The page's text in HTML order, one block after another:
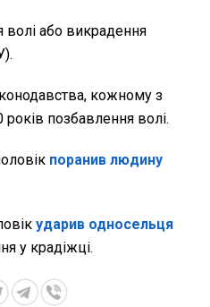
волі або викрадення
кожному з
років позбавлення волі.
поранив людину
ударив односельця
у крадіжці.